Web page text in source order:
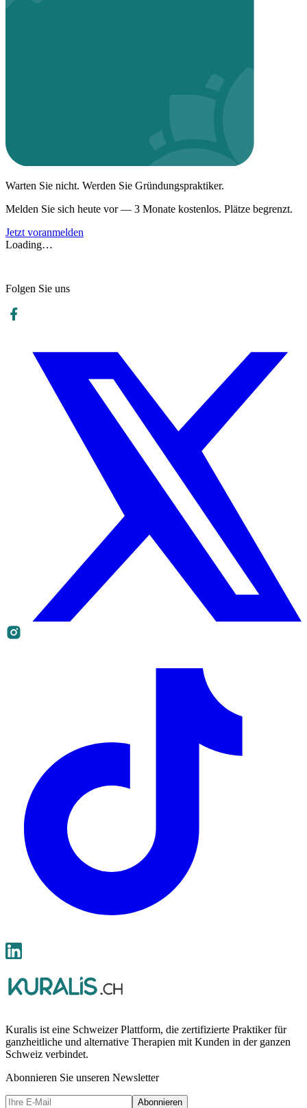
Warten Sie nicht. Werden Sie Gründungspraktiker.
Melden Sie sich heute vor — 3 Monate kostenlos. Plätze begrenzt.
Jetzt voranmelden
Loading…
Folgen Sie uns
Kuralis ist eine Schweizer Plattform, die zertifizierte Praktiker für
ganzheitliche und alternative Therapien mit Kunden in der ganzen
Schweiz verbindet.
Abonnieren Sie unseren Newsletter
Abonnieren